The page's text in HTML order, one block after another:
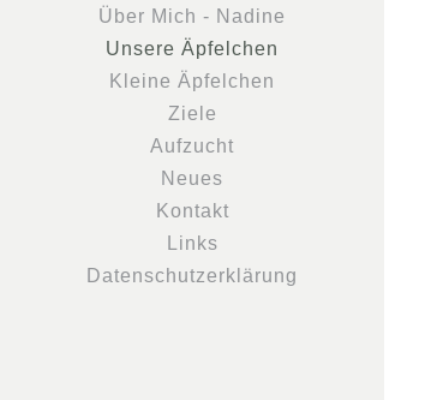
Über Mich - Nadine
Unsere Äpfelchen
Kleine Äpfelchen
Ziele
Aufzucht
Neues
Kontakt
Links
Datenschutzerklärung